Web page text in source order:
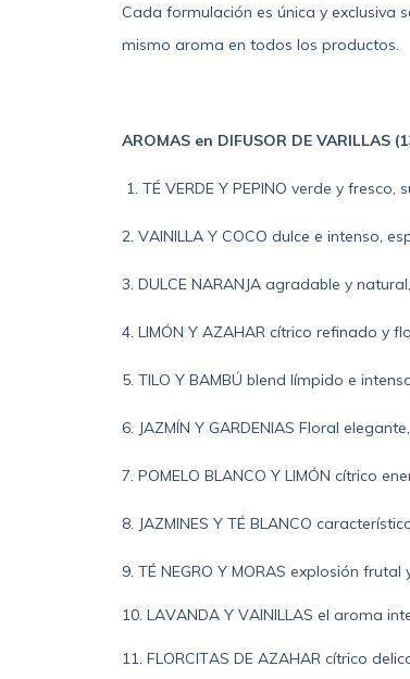
Cada formulación es única y exclusiva
mismo aroma en todos los productos.
AROMAS en DIFUSOR DE VARILLAS
1. TÉ VERDE Y PEPINO verde y fresco,
2. VAINILLA Y COCO dulce e intenso,
3. DULCE NARANJA agradable y
4. LIMÓN Y AZAHAR cítrico refinado y
5. TILO Y BAMBÚ blend límpido e
6. JAZMÍN Y GARDENIAS Floral
7. POMELO BLANCO Y LIMÓN cítrico
8. JAZMINES Y TÉ BLANCO
9. TÉ NEGRO Y MORAS explosión
10. LAVANDA Y VAINILLAS el aroma
11. FLORCITAS DE AZAHAR cítrico